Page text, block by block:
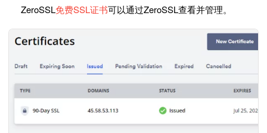
ZeroSSL免费SSL证书可以通过ZeroSSL查看并管理。